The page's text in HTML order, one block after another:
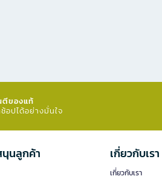
ตีของแท้
อปได้อย่างมั่นใจ​
นลูกค้า เกี่ยวกับเรา
เกี่ยวกับเรา